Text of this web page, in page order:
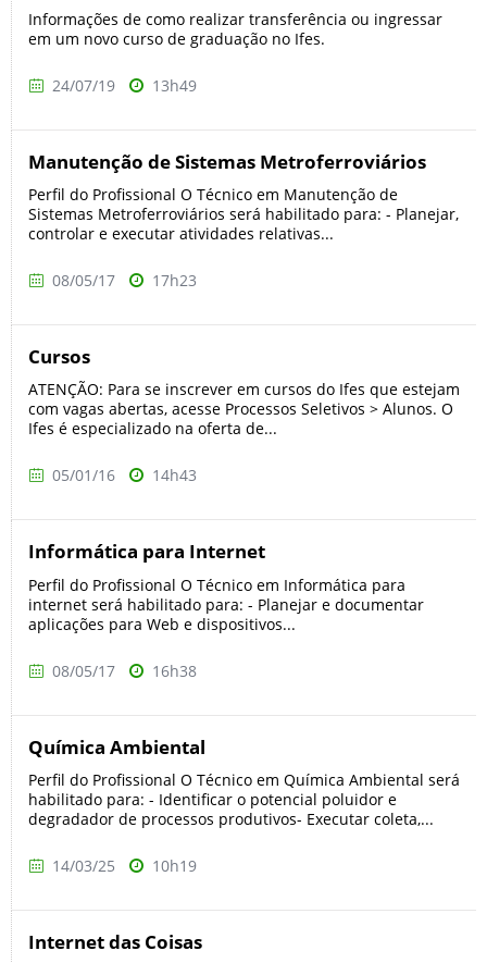
Informações de como realizar transferência ou ingressar
em um novo curso de graduação no Ifes.
24/07/19 13h49
Manutenção de Sistemas Metroferroviários
Perfil do Profissional O Técnico em Manutenção de
Sistemas Metroferroviários será habilitado para: - Planejar,
controlar e executar atividades relativas...
08/05/17 17h23
Cursos
ATENÇÃO: Para se inscrever em cursos do Ifes que estejam
com vagas abertas, acesse Processos Seletivos > Alunos. O
Ifes é especializado na oferta de...
05/01/16 14h43
Informática para Internet
Perfil do Profissional O Técnico em Informática para
internet será habilitado para: - Planejar e documentar
aplicações para Web e dispositivos...
08/05/17 16h38
Química Ambiental
Perfil do Profissional O Técnico em Química Ambiental será
habilitado para: - Identificar o potencial poluidor e
degradador de processos produtivos- Executar coleta,...
14/03/25 10h19
Internet das Coisas